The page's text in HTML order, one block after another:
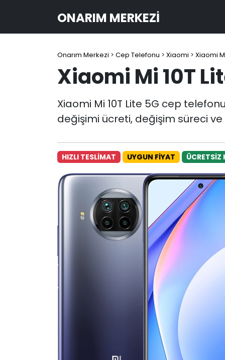
ONARIM MERKEZI
Onarım Merkezi > Cep Telefonu > Xiaomi > Xiaomi
Xiaomi Mi 10T
Xiaomi Mi 10T Lite 5G cep
değişimi ücreti, değişim süreci
HIZLI TESLİMAT UYGUN FİYAT ÜCRETSİZ